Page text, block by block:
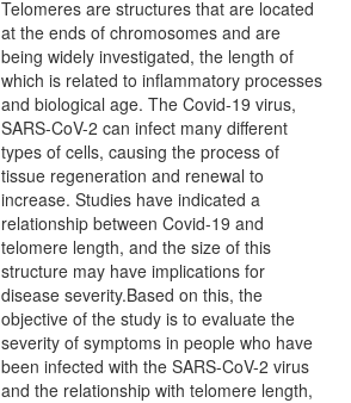
Telomeres are structures that are located
at the ends of chromosomes and are
being widely investigated, the length of
which is related to inflammatory processes
and biological age. The Covid-19 virus,
SARS-CoV-2 can infect many different
types of cells, causing the process of
tissue regeneration and renewal to
increase. Studies have indicated a
relationship between Covid-19 and
telomere length, and the size of this
structure may have implications for
disease severity.Based on this, the
objective of the study is to evaluate the
severity of symptoms in people who have
been infected with the SARS-CoV-2 virus
and the relationship with telomere length,